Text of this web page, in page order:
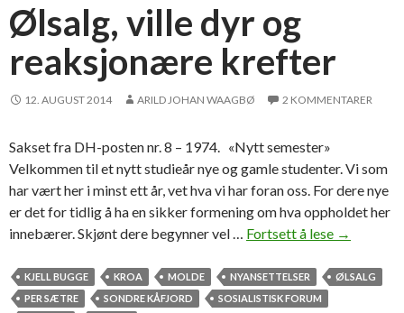
Ølsalg, ville dyr og
reaksjonære krefter
12. AUGUST 2014 ARILD JOHAN WAAGBØ 2 KOMMENTARER
Sakset fra DH-posten nr. 8 – 1974. «Nytt semester»
Velkommen til et nytt studieår nye og gamle studenter. Vi som
har vært her i minst ett år, vet hva vi har foran oss. For dere nye
er det for tidlig å ha en sikker formening om hva oppholdet her
innebærer. Skjønt dere begynner vel … Fortsett å lese Ø
s
→
KJELL BUGGE KROA MOLDE NYANSETTELSER
ØLSALG
PER SÆTRE
SONDRE KÅFJORD
SOSIALISTISK FORUM